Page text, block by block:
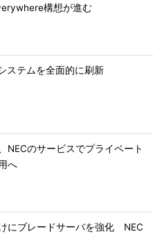
構想が進む
ステムを全面的に刷新
NECのサービスでプライベート
へ
にブレードサーバを強化 NEC